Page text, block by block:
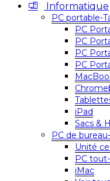
Informatique
PC portable-
PC
PC
PC
PC
iPad
Sacs &
PC de
Unité
PC
iMac